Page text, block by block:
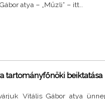
atya – „Műzli” – itt..
tartományfőnöki beiktatása
Vitális Gábor atya